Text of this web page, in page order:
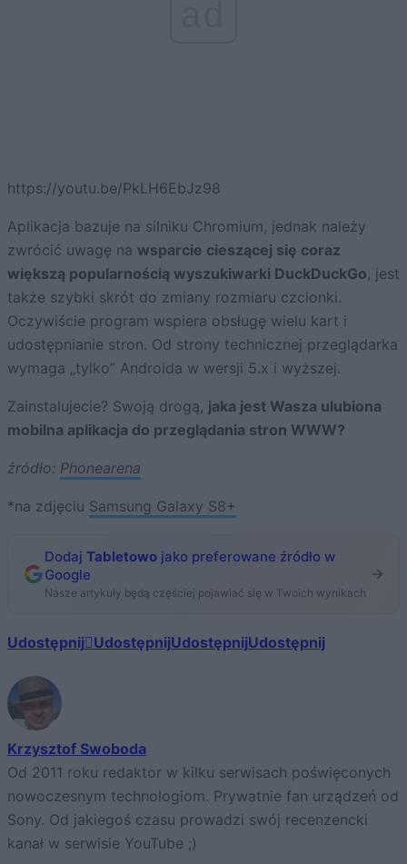
https://youtu.be/PkLH6EbJz98
Aplikacja bazuje na silniku Chromium, jednak należy
zwrócić uwagę na wsparcie cieszącej się coraz
większą popularnością wyszukiwarki DuckDuckGo, jest
także szybki skrót do zmiany rozmiaru czcionki.
Oczywiście program wspiera obsługę wielu kart i
udostępnianie stron. Od strony technicznej przeglądarka
wymaga „tylko” Androida w wersji 5.x i wyższej.
Zainstalujecie? Swoją drogą, jaka jest Wasza ulubiona
mobilna aplikacja do przeglądania stron WWW?
źródło: Phonearena
*na zdjęciu Samsung Galaxy S8+
Dodaj Tabletowo jako preferowane źródło w
Google
Nasze artykuły będą częściej pojawiać się w Twoich wynikach
Udostępnij UdostępnijUdostępnijUdostępnij
Krzysztof Swoboda
Od 2011 roku redaktor w kilku serwisach poświęconych
nowoczesnym technologiom. Prywatnie fan urządzeń od
Sony. Od jakiegoś czasu prowadzi swój recenzencki
kanał w serwisie YouTube ;)